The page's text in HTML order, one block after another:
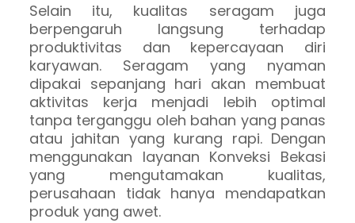
Selain itu, kualitas seragam juga
berpengaruh langsung terhadap
produktivitas dan kepercayaan diri
karyawan. Seragam yang nyaman
dipakai sepanjang hari akan membuat
aktivitas kerja menjadi lebih optimal
tanpa terganggu oleh bahan yang panas
atau jahitan yang kurang rapi. Dengan
menggunakan layanan Konveksi Bekasi
yang mengutamakan kualitas,
perusahaan tidak hanya mendapatkan
produk yang awet.